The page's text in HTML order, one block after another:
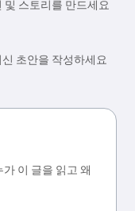
및 스토리를 만드세요
초안을 작성하세요
이 글을 읽고 왜